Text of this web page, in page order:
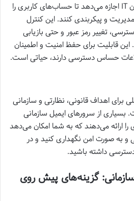
سرور ایمیل سازمانی به مدیران IT اجازه می‌دهد تا حساب‌های کاربری را
و پیکربندی کنند. این کنترل
تغییر رمز عبور و حتی بازیابی
قابلیت برای حفظ امنیت و اطمینان
حساس دسترسی دارند، حیاتی است.
برای اهداف قانونی، نظارتی و سازمانی
بسیاری از سرورهای ایمیل سازمانی
را ارائه می‌دهند که به شما امکان می‌دهد
و به صورت امن نگهداری کنید و در
داشته باشید.
گزینه‌های پیش روی